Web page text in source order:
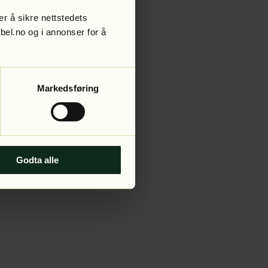
å sikre nettstedets
og i annonser for å
Markedsføring
Godta alle